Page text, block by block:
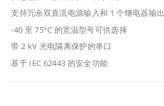
支持冗余双直流电源输入和 1 个继电器输出
-40 至 75°C 的宽温型号可供选择
带 2 kV 光电隔离保护的串口
基于 IEC 62443 的安全功能